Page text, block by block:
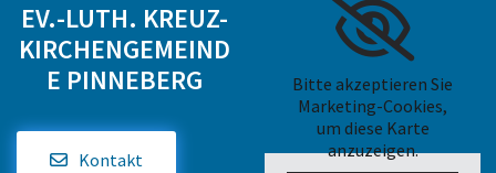
EV.-LUTH. KREUZ-
KIRCHENGEMEIND
E PINNEBERG
Kontakt
Bitte akzeptieren Sie
Marketing-Cookies,
um diese Karte
anzuzeigen.